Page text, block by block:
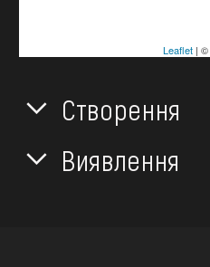
Leaflet| ©
Створення
Виявлення